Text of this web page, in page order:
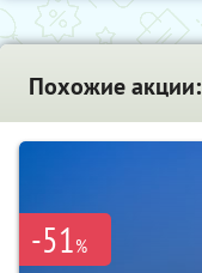
Похожие акции:
-51%